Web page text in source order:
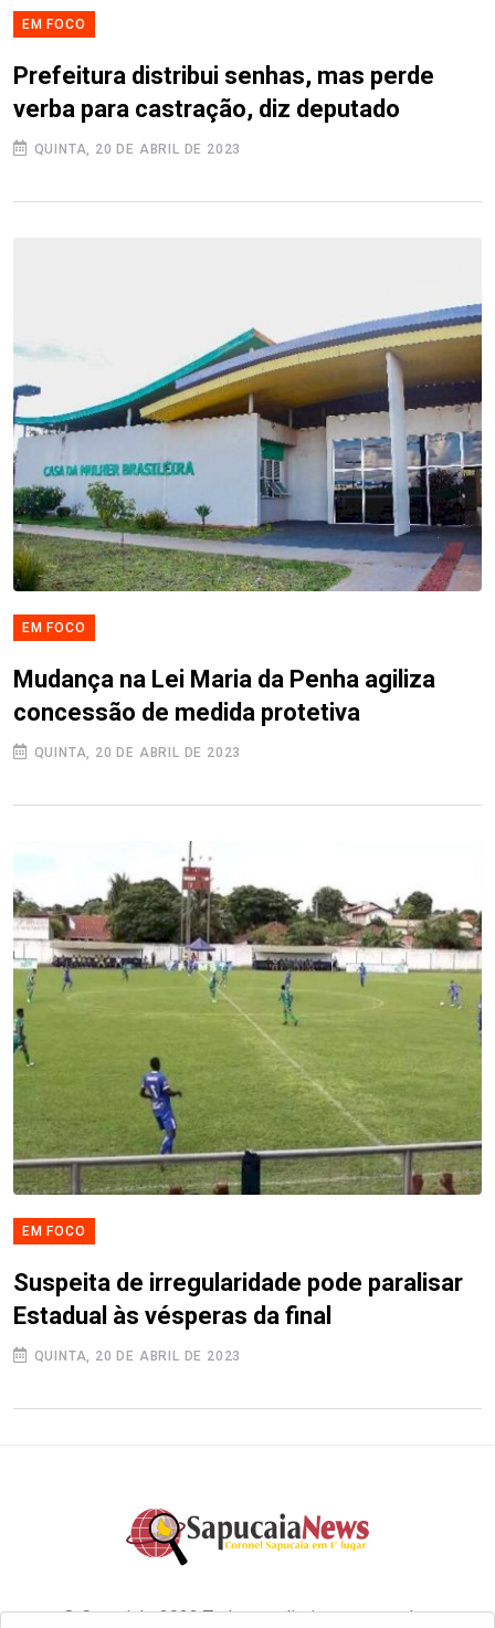
EM FOCO
Prefeitura distribui senhas, mas perde
verba para castração, diz deputado
QUINTA, 20 DE ABRIL DE 2023
EM FOCO
Mudança na Lei Maria da Penha agiliza
concessão de medida protetiva
QUINTA, 20 DE ABRIL DE 2023
EM FOCO
Suspeita de irregularidade pode paralisar
Estadual às vésperas da final
QUINTA, 20 DE ABRIL DE 2023
© Copyright 2022 Todos os direitos reservados